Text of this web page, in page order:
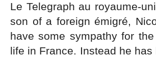
Le Telegraph au royaume-
son of a foreign émigré,
have some sympathy for
life in France. Instead he